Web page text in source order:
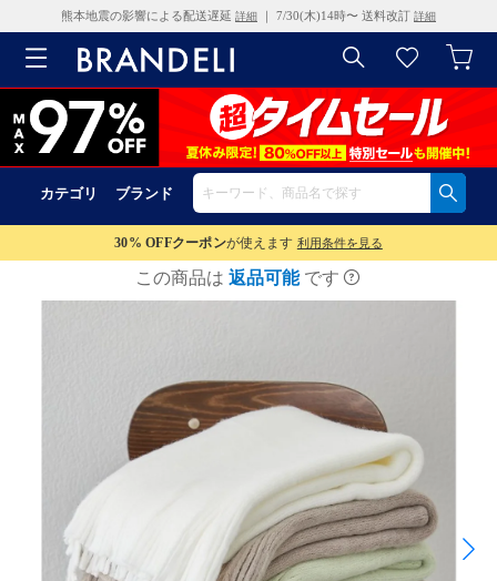
熊本地震の影響による配送遅延 詳細 ｜ 7/30(木)14時〜 送料改訂 詳細
カテゴリ ブランド
30% OFFクーポンが使えます 利用条件を見る
この商品は 返品可能 です